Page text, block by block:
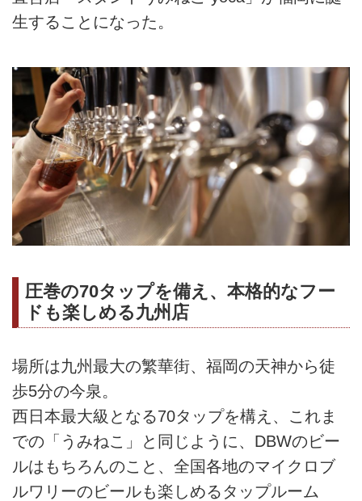
生することになった。
圧巻の70タップを備え、本格的なフー
ドも楽しめる九州店
場所は九州最大の繁華街、福岡の天神から徒
歩5分の今泉。
西日本最大級となる70タップを構え、これま
での「うみねこ」と同じように、DBWのビー
ルはもちろんのこと、全国各地のマイクロブ
ルワリーのビールも楽しめるタップルーム